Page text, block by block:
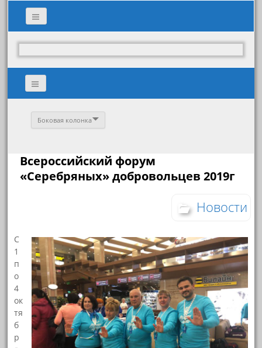
Боковая колонка
Всероссийский форум
«Серебряных» добровольцев 2019г
Новости
С
1
п
о
4
ок
тя
б
р